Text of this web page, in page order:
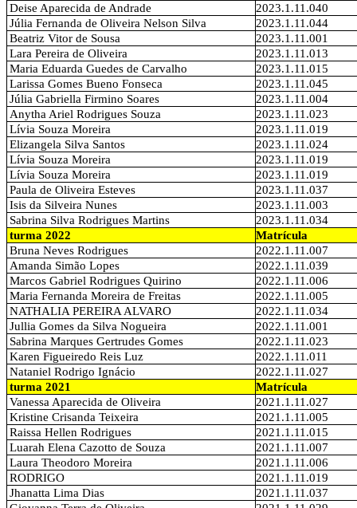
Deise Aparecida de Andrade
2023.1.11.040
Júlia Fernanda de Oliveira Nelson Silva
2023.1.11.044
Beatriz Vitor de Sousa
2023.1.11.001
Lara Pereira de Oliveira
2023.1.11.013
Maria Eduarda Guedes de Carvalho
2023.1.11.015
Larissa Gomes Bueno Fonseca
2023.1.11.045
Júlia Gabriella Firmino Soares
2023.1.11.004
Anytha Ariel Rodrigues Souza
2023.1.11.023
Lívia Souza Moreira
2023.1.11.019
Elizangela Silva Santos
2023.1.11.024
Lívia Souza Moreira
2023.1.11.019
Lívia Souza Moreira
2023.1.11.019
Paula de Oliveira Esteves
2023.1.11.037
Isis da Silveira Nunes
2023.1.11.003
Sabrina Silva Rodrigues Martins
2023.1.11.034
turma 2022
Matrícula
Bruna Neves Rodrigues
2022.1.11.007
Amanda Simão Lopes
2022.1.11.039
Marcos Gabriel Rodrigues Quirino
2022.1.11.006
Maria Fernanda Moreira de Freitas
2022.1.11.005
NATHALIA PEREIRA ALVARO
2022.1.11.034
Jullia Gomes da Silva Nogueira
2022.1.11.001
Sabrina Marques Gertrudes Gomes
2022.1.11.023
Karen Figueiredo Reis Luz
2022.1.11.011
Nataniel Rodrigo Ignácio
2022.1.11.027
turma 2021
Matrícula
Vanessa Aparecida de Oliveira
2021.1.11.027
Kristine Crisanda Teixeira
2021.1.11.005
Raissa Hellen Rodrigues
2021.1.11.015
Luarah Elena Cazotto de Souza
2021.1.11.007
Laura Theodoro Moreira
2021.1.11.006
RODRIGO
2021.1.11.019
Jhanatta Lima Dias
2021.1.11.037